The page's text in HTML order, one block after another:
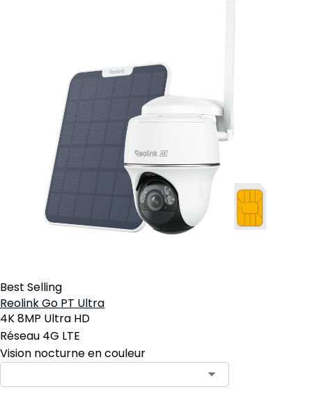
Best Selling
Reolink Go PT Ultra
4K 8MP Ultra HD
Réseau 4G LTE
Vision nocturne en couleur